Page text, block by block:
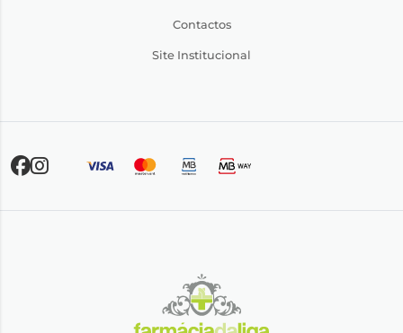
Contactos
Site Institucional